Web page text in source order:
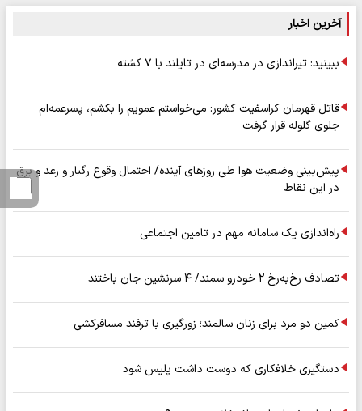
آخرین اخبار
ببینید: تیراندازی در مدرسه‌ای در تایلند با ۷ کشته
قاتل قهرمان کراسفیت کشور: می‌خواستم عمویم را بکشم، پسرعمه‌ام
جلوی گلوله قرار گرفت
پیش‌بینی وضعیت هوا طی روزهای آینده/ احتمال وقوع رگبار و رعد و برق
در این نقاط
راه‌اندازی یک سامانه مهم در تامین اجتماعی
تصادف رخ‌به‌رخ ۲ خودرو سمند/ ۴ سرنشین جان باختند
کمین دو مرد برای زنان سالمند؛ زورگیری با ترفند مسافرکشی
دستگیری خلافکاری که دوست داشت پلیس شود